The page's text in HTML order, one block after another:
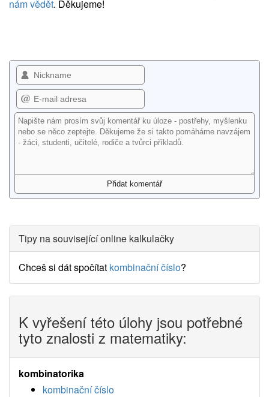
nám vědět. Děkujeme!
Tipy na související online kalkulačky
Chceš si dát spočítat kombinační číslo?
K vyřešení této úlohy jsou potřebné
tyto znalosti z matematiky:
kombinatorika
kombinační číslo